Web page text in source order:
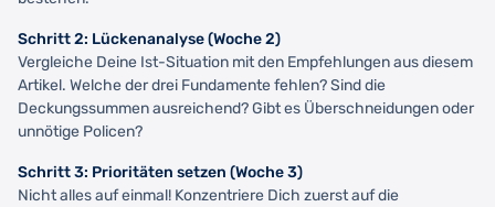
Schritt 2: Lückenanalyse (Woche 2)
Vergleiche Deine Ist-Situation mit den Empfehlungen aus diesem
Artikel. Welche der drei Fundamente fehlen? Sind die
Deckungssummen ausreichend? Gibt es Überschneidungen oder
unnötige Policen?
Schritt 3: Prioritäten setzen (Woche 3)
Nicht alles auf einmal! Konzentriere Dich zuerst auf die